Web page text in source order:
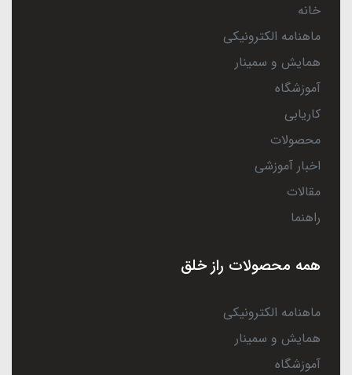
خانه
ماهنامه الکترونیکی
همایش و سمینار
آموزشگاه
کاریابی
محصولات
اخبار آموزشی
مقالات
راهنما
همه محصولات راز خلق
ماهنامه الکترونیکی
همایش و سمینار
آموزشگاه